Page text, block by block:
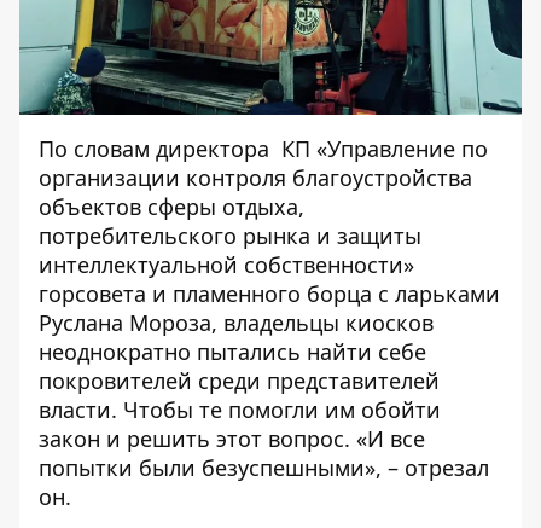
По словам директора КП «Управление по
организации контроля благоустройства
объектов сферы отдыха,
потребительского рынка и защиты
интеллектуальной собственности»
горсовета и пламенного борца с ларьками
Руслана Мороза, владельцы киосков
неоднократно пытались найти себе
покровителей среди представителей
власти. Чтобы те помогли им обойти
закон и решить этот вопрос. «И все
попытки были безуспешными», – отрезал
он.